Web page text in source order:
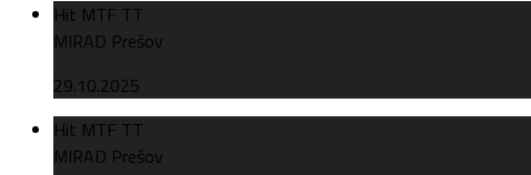
Hit MTF TT
MIRAD Prešov
29.10.2025
Hit MTF TT
MIRAD Prešov